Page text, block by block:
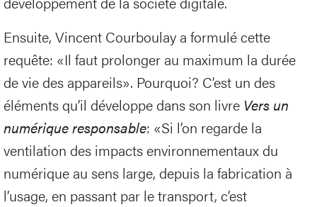
Ensuite, Vincent Courboulay a formulé cette
requête: «Il faut prolonger au maximum la durée
de vie des appareils». Pourquoi? C’est un des
éléments qu’il développe dans son livre Vers un
numérique responsable: «Si l’on regarde la
ventilation des impacts environnementaux du
numérique au sens large, depuis la fabrication à
l’usage, en passant par le transport, c’est